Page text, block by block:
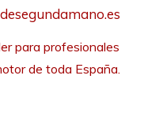
para profesionales
de toda España.